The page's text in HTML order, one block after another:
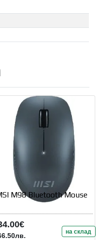
M98 Bluetooth Mouse
на склад